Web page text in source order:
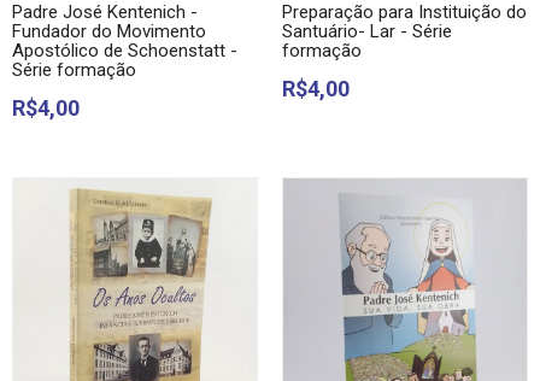
Padre José Kentenich -
Fundador do Movimento
Apostólico de Schoenstatt -
Série formação
R$4,00
Preparação para Instituição do
Santuário- Lar - Série
formação
R$4,00